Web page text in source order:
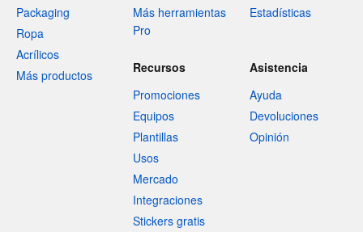
Packaging
Ropa
Acrílicos
Más productos
Más herramientas
Pro
Estadísticas
Recursos
Promociones
Equipos
Plantillas
Usos
Mercado
Integraciones
Stickers gratis
Asistencia
Ayuda
Devoluciones
Opinión